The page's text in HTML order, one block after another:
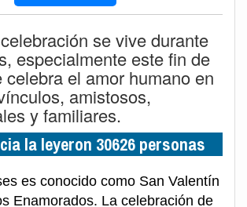
se vive durante
especialmente este fin de
celebra el amor humano en
amistosos,
y familiares.
la leyeron 30626 personas
es conocido como San Valentín
Enamorados. La celebración de